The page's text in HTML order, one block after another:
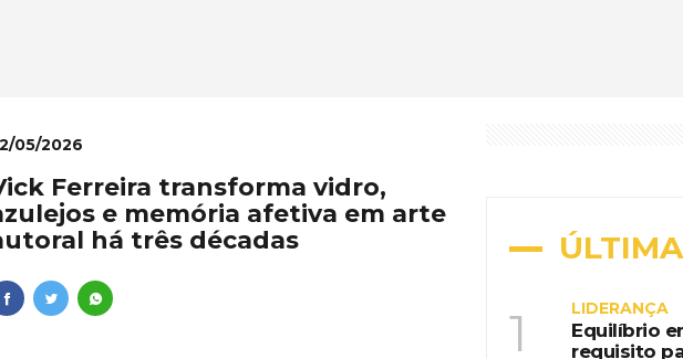
que conquista o mundo e abre novas oportunidades na tecnologia
dominar vídeos pelo celular se torna diferencial profissional na era da
à experiência: restaurante em Curitiba transforma inspiração country em
como requisito para líderes
05/2026
Ferreira transforma vidro,
e memória afetiva em arte
há três décadas
1 LIDERANÇA
Equilíbrio
requisito